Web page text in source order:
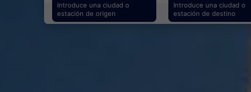
Introduce una ciudad o
estación de origen
Introduce una ciudad o
estación de destino